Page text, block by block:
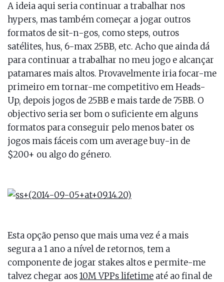
A ideia aqui seria continuar a trabalhar nos
hypers, mas também começar a jogar outros
formatos de sit-n-gos, como steps, outros
satélites, hus, 6-max 25BB, etc. Acho que ainda dá
para continuar a trabalhar no meu jogo e alcançar
patamares mais altos. Provavelmente iria focar-me
primeiro em tornar-me competitivo em Heads-
Up, depois jogos de 25BB e mais tarde de 75BB. O
objectivo seria ser bom o suficiente em alguns
formatos para conseguir pelo menos bater os
jogos mais fáceis com um average buy-in de
$200+ ou algo do género.
Esta opção penso que mais uma vez é a mais
segura a 1 ano a nível de retornos, tem a
componente de jogar stakes altos e permite-me
talvez chegar aos10M VPPs lifetime até ao final de